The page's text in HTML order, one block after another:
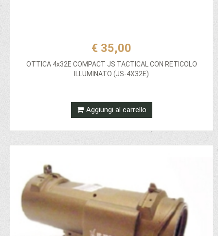
€ 35,00
OTTICA 4x32E COMPACT JS TACTICAL CON RETICOLO
ILLUMINATO (JS-4X32E)
Aggiungi al carrello